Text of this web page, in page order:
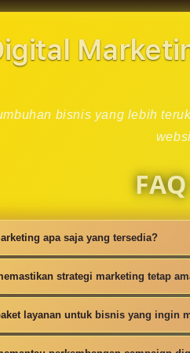
bisnis yang lebih
apa saja yang tersedia?
strategi SEO, iklan
strategi marketing tetap
disusun dengan riset
layanan untuk bisnis yang ingin
dasar sampai lanjutan